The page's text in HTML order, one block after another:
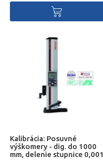
Kalibrácia: Posuvné
výškomery - dig. do 1000
mm, delenie stupnice 0,001